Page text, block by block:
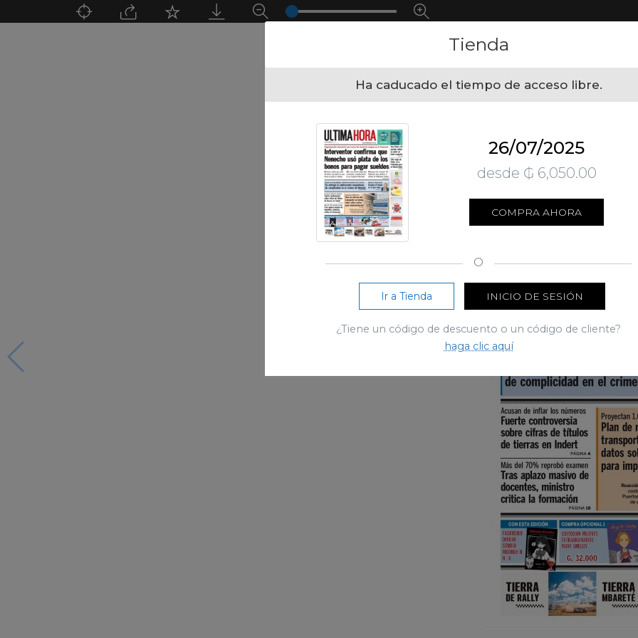
Tienda
Ha caducado el tiempo de acceso libre.
26/07/2025
desde ₲ 6,050.00
COMPRA AHORA
O
Ir a Tienda INICIO DE SESIÓN
¿Tiene un código de descuento o un código de cliente?
haga clic aquí